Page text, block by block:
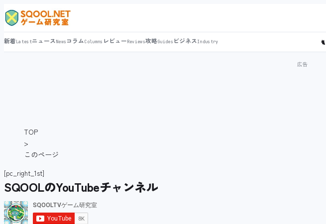
新着LatestニュースNews コラムColumns レビューReviews攻略Guides ビジネスIndustry 🐈
TOP
>
このページ
[pc_right_1st]
SQOOLのYouTubeチャンネル